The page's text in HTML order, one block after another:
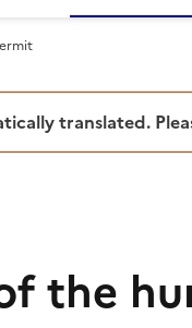
translated.
the